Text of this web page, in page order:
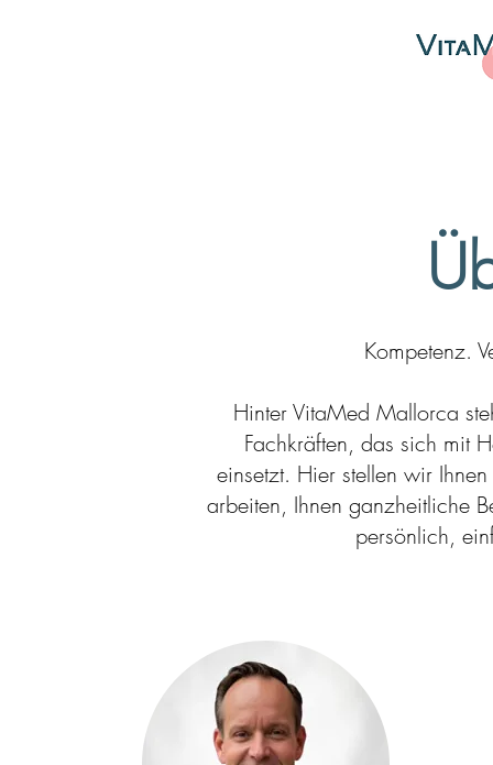
Kompetenz.
Hinter VitaMed Mallorca
Fachkräften, das sich mit
einsetzt. Hier stellen wir
arbeiten, Ihnen ganzheitliche
persönlich,